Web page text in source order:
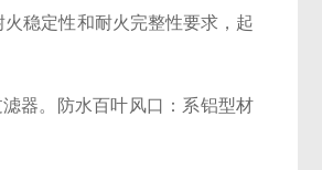
稳定性和耐火完整性要求，起
器。防水百叶风口：系铝型材